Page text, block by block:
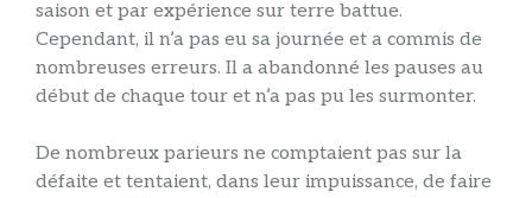
saison et par expérience sur terre battue.
Cependant, il n’a pas eu sa journée et a commis de
nombreuses erreurs. Il a abandonné les pauses au
début de chaque tour et n’a pas pu les surmonter.
De nombreux parieurs ne comptaient pas sur la
défaite et tentaient, dans leur impuissance, de faire